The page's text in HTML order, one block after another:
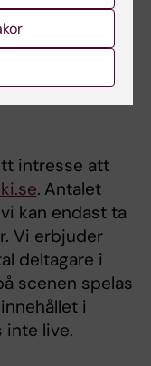
bättre liv
på
intresse att
. Antalet
kan endast ta
Vi erbjuder
deltagare i
scenen spelas
i
inte live.